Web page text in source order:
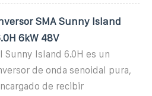
SMA Sunny Island
6kW 48V
Sunny Island 6.0H es un
de onda senoidal pura,
de recibir